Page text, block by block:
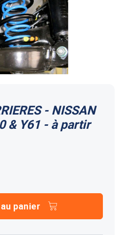
- NISSAN
& Y61 - à partir
panier